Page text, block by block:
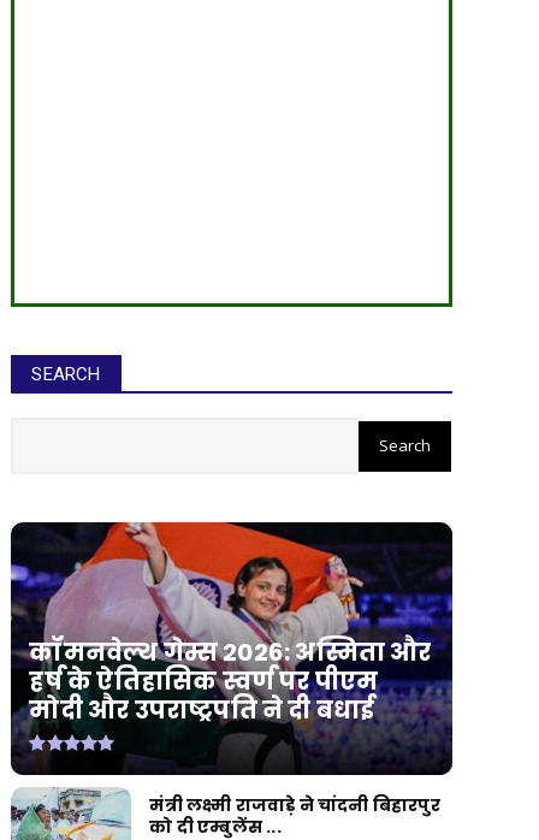
SEARCH
कॉमनवेल्थ गेम्स 2026: अस्मिता और
हर्ष के ऐतिहासिक स्वर्ण पर पीएम
मोदी और उपराष्ट्रपति ने दी बधाई
मंत्री लक्ष्मी राजवाड़े ने चांदनी बिहारपुर
को दी एम्बुलेंस ...